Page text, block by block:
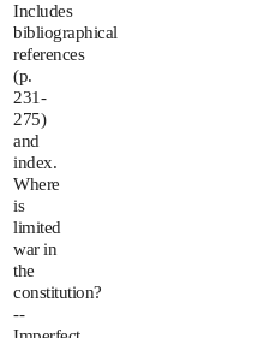
Includes
bibliographical
references
(p.
231-
275)
and
index.
Where
is
limited
war in
the
constitution?
--